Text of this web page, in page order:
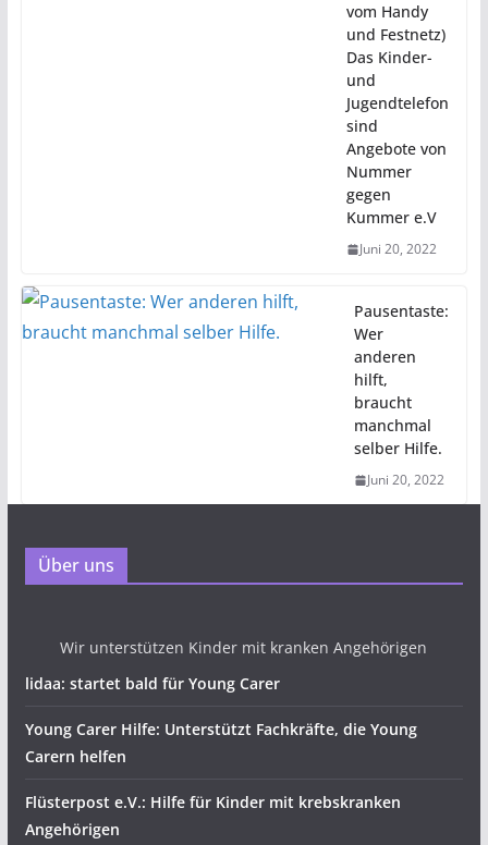
vom Handy
und Festnetz)
Das Kinder-
und
Jugendtelefon
sind
Angebote von
Nummer
gegen
Kummer e.V
Juni 20, 2022
Pausentaste:
Wer
anderen
hilft,
braucht
manchmal
selber Hilfe.
Juni 20, 2022
Über uns
Wir unterstützen Kinder mit kranken Angehörigen
lidaa: startet bald für Young Carer
Young Carer Hilfe: Unterstützt Fachkräfte, die Young
Carern helfen
Flüsterpost e.V.: Hilfe für Kinder mit krebskranken
Angehörigen